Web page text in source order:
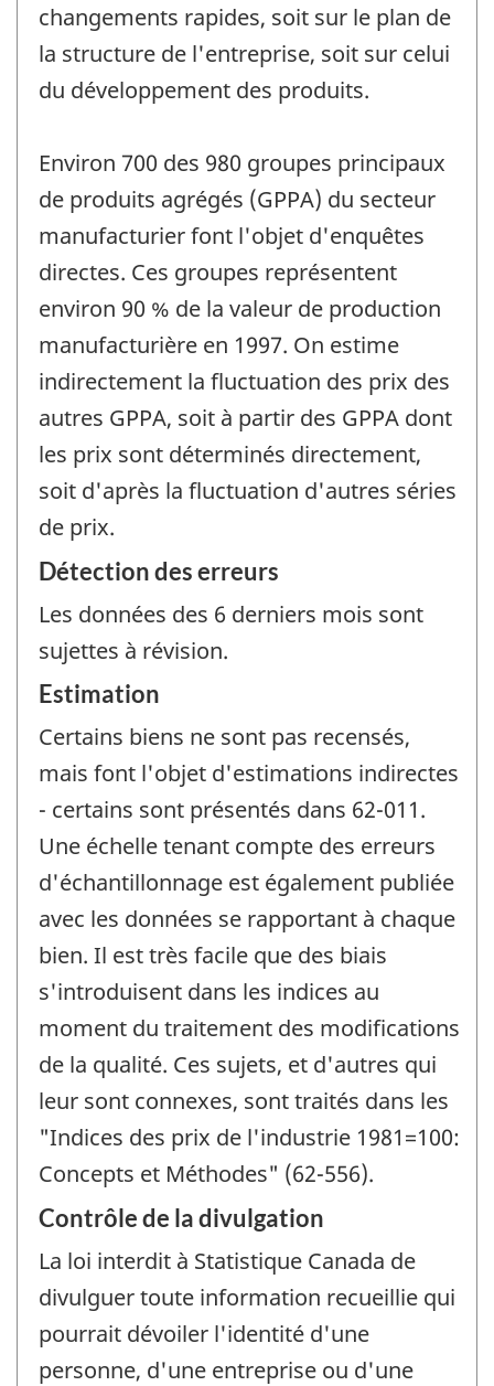
changements rapides, soit sur le plan de
la structure de l'entreprise, soit sur celui
du développement des produits.
Environ 700 des 980 groupes principaux
de produits agrégés (GPPA) du secteur
manufacturier font l'objet d'enquêtes
directes. Ces groupes représentent
environ 90 % de la valeur de production
manufacturière en 1997. On estime
indirectement la fluctuation des prix des
autres GPPA, soit à partir des GPPA dont
les prix sont déterminés directement,
soit d'après la fluctuation d'autres séries
de prix.
Détection des erreurs
Les données des 6 derniers mois sont
sujettes à révision.
Estimation
Certains biens ne sont pas recensés,
mais font l'objet d'estimations indirectes
- certains sont présentés dans 62-011.
Une échelle tenant compte des erreurs
d'échantillonnage est également publiée
avec les données se rapportant à chaque
bien. Il est très facile que des biais
s'introduisent dans les indices au
moment du traitement des modifications
de la qualité. Ces sujets, et d'autres qui
leur sont connexes, sont traités dans les
"Indices des prix de l'industrie 1981=100:
Concepts et Méthodes" (62-556).
Contrôle de la divulgation
La loi interdit à Statistique Canada de
divulguer toute information recueillie qui
pourrait dévoiler l'identité d'une
personne, d'une entreprise ou d'une